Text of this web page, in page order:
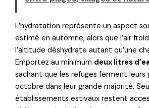
L’hydratation représente un aspect
estimé en automne, alors que l’air
l’altitude déshydrate autant qu’une
Emportez au minimum deux litres
sachant que les refuges ferment
octobre dans leur grande majorité.
établissements estivaux restent